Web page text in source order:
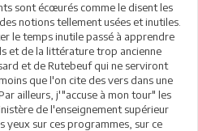
sont écœurés comme le disent les
notions tellement usées et inutiles.
le temps inutile passé à apprendre
et de la littérature trop ancienne
et de Rutebeuf qui ne serviront
que l'on cite des vers dans une
ailleurs, j'"accuse à mon tour" les
de l'enseignement supérieur
yeux sur ces programmes, sur ce